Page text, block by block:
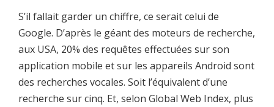
S’il fallait garder un chiffre, ce serait celui de
Google. D’après le géant des moteurs de recherche,
aux USA, 20% des requêtes effectuées sur son
application mobile et sur les appareils Android sont
des recherches vocales. Soit l’équivalent d’une
recherche sur cinq. Et, selon Global Web Index, plus